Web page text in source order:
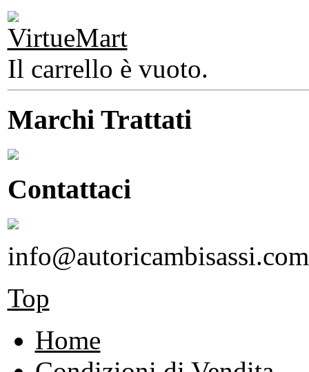
Il carrello è vuoto.
Marchi Trattati
Contattaci
info@autoricambisassi.com
Top
Home